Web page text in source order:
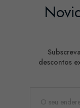
descontos